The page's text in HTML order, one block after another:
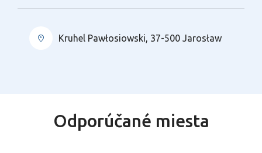
Kruhel Pawłosiowski, 37-500 Jarosław
Odporúčané miesta